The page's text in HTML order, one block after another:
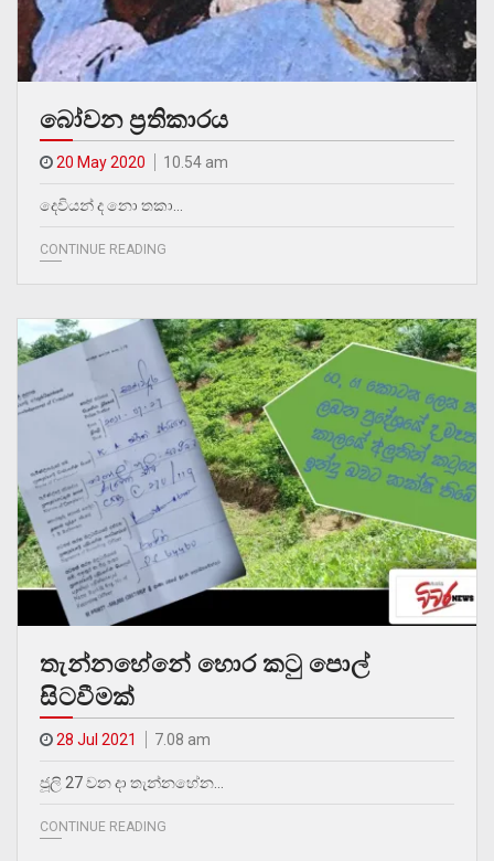
බෝවන ප්‍රතිකාරය
20 May 2020 10.54 am
දෙවියන් ද නො තකා…
CONTINUE READING
තැන්නහේනේ හොර කටු පොල්
සිටවීමක්
28 Jul 2021 7.08 am
ජූලි 27 වන දා තැන්නහේන…
CONTINUE READING